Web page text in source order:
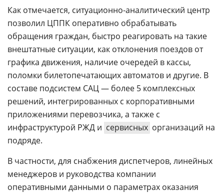
Как отмечается, ситуационно-аналитический центр
позволил ЦППК оперативно обрабатывать
обращения граждан, быстро реагировать на такие
внештатные ситуации, как отклонения поездов от
графика движения, наличие очередей в кассы,
поломки билетопечатающих автоматов и другие. В
составе подсистем САЦ — более 5 комплексных
решений, интегрированных с корпоративными
приложениями перевозчика, а также с
инфраструктурой РЖД и сервисных организаций на
подряде.
В частности, для снабжения диспетчеров, линейных
менеджеров и руководства компании
оперативными данными о параметрах оказания